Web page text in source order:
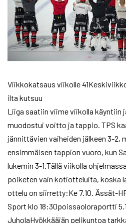
Viikkokatsaus viikolle
ilta kutsuu
Liiga saatiin viime viikolla käyntiin
muodostui voitto ja tappio. TPS
jännittävien vaiheiden jälkeen 3-2,
ensimmäisen tappion vuoro, kun
lukemin 3-1.Tällä viikolla
poiketen vain kotiotteluita, koska
ottelu on siirretty:Ke 7.10. Ässät-
Sport klo 18:30poissaoloraportti
JuholaHyökkääjän pelikuntoa